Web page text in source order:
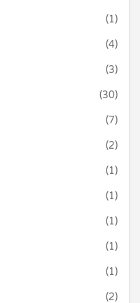
(1)
(4)
(3)
(30)
(7)
(2)
(1)
(1)
(1)
(1)
(1)
(2)